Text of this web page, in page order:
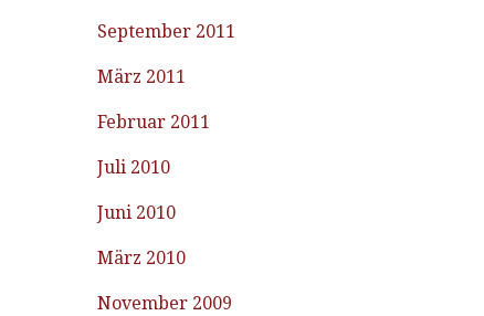
September 2011
März 2011
Februar 2011
Juli 2010
Juni 2010
März 2010
November 2009